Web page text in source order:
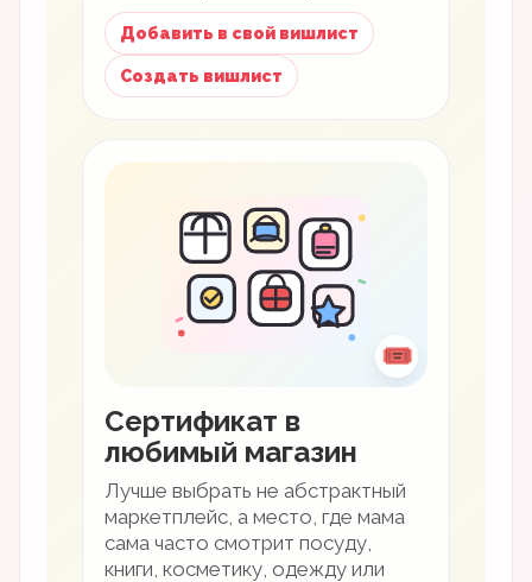
Добавить в свой вишлист
Создать вишлист
🎟
Сертификат в
любимый магазин
Лучше выбрать не абстрактный
маркетплейс, а место, где мама
сама часто смотрит посуду,
книги, косметику, одежду или